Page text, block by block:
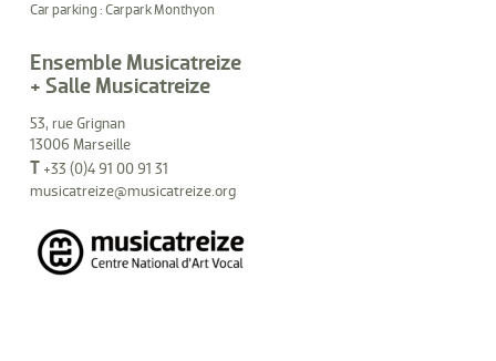
Car parking : Carpark Monthyon
Ensemble Musicatreize
+ Salle Musicatreize
53, rue Grignan
13006 Marseille
T+33 (0)4 91 00 91 31
musicatreize@musicatreize.org